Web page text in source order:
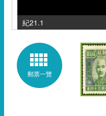
紀21.1 / 發行數量
郵票一覽